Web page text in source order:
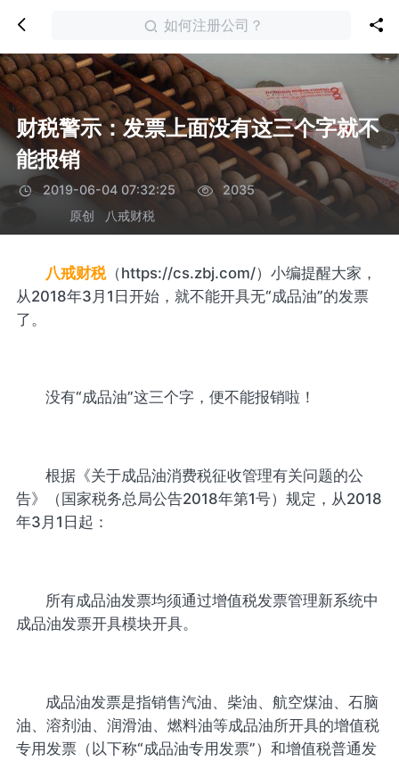
如何注册公司？
财税警示：发票上面没有这三个字就不
能报销
2019-06-04 07:32:25
2035
原创
八戒财税
八戒财税（https://cs.zbj.com/）小编提醒大家，
从2018年3月1日开始，就不能开具无“成品油”的发票
了。
没有“成品油”这三个字，便不能报销啦！
根据《关于成品油消费税征收管理有关问题的公
告》（国家税务总局公告2018年第1号）规定，从2018
年3月1日起：
所有成品油发票均须通过增值税发票管理新系统中
成品油发票开具模块开具。
成品油发票是指销售汽油、柴油、航空煤油、石脑
油、溶剂油、润滑油、燃料油等成品油所开具的增值税
专用发票（以下称“成品油专用发票”）和增值税普通发